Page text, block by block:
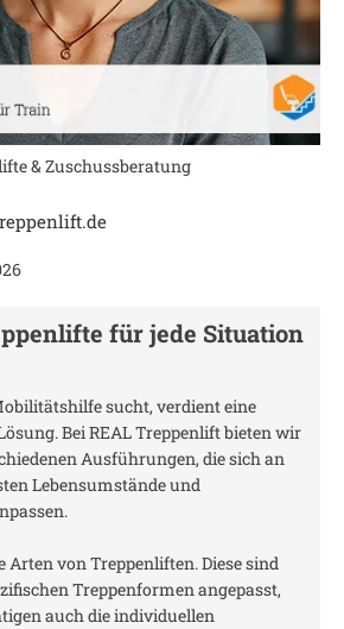
& Zuschussberatung
für jede Situation
sucht, verdient eine
Bei REAL Treppenlift bieten wir
Ausführungen, die sich an
Lebensumstände und
Arten von Treppenliften. Diese sind
Treppenformen angepasst,
auch die individuellen